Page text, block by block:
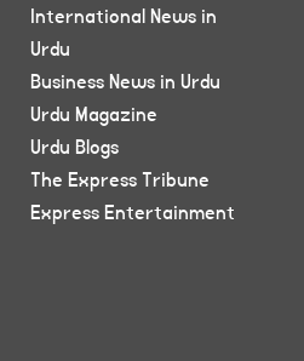
International News in
Urdu
Business News in Urdu
Urdu Magazine
Urdu Blogs
The Express Tribune
Express Entertainment